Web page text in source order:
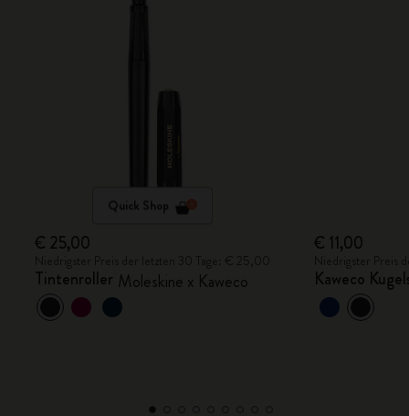
Quick Shop
€ 25,00
Tintenroller Moleskine x Kaweco
€ 11,00
Kaweco